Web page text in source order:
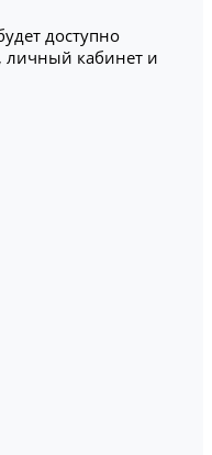
доступно
личный кабинет и